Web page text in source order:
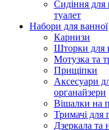
Сидіння для
туалет
Набори для ванної
Карнизи
Шторки для
Мотузка та
Прищіпки
Аксесуари
органайзери
Вішалки на
Тримачі для
Дзеркала та